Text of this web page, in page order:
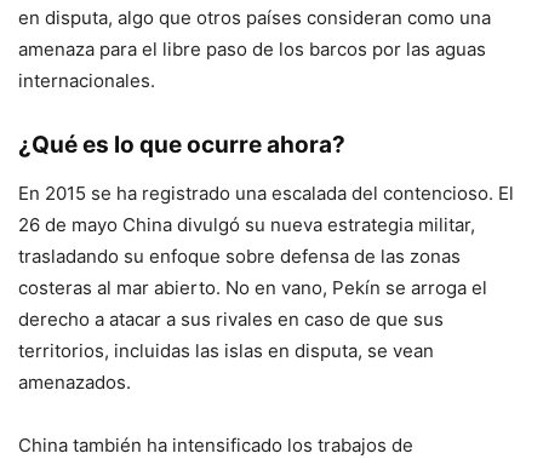
en disputa, algo que otros países consideran como una
amenaza para el libre paso de los barcos por las aguas
internacionales.
¿Qué es lo que ocurre ahora?
En 2015 se ha registrado una escalada del contencioso. El
26 de mayo China divulgó su nueva estrategia militar,
trasladando su enfoque sobre defensa de las zonas
costeras al mar abierto. No en vano, Pekín se arroga el
derecho a atacar a sus rivales en caso de que sus
territorios, incluidas las islas en disputa, se vean
amenazados.
China también ha intensificado los trabajos de